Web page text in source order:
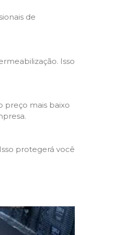
de
Isso
preço mais baixo
protegerá você